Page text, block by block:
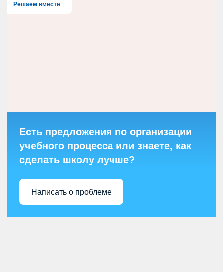
Решаем вместе
Есть предложения по организации
учебного процесса или знаете, как
сделать школу лучше?
Написать о проблеме